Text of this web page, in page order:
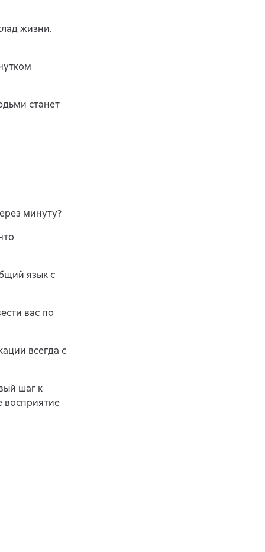
жизни.
станет
минуту?
язык с
вас по
всегда с
шаг к
восприятие